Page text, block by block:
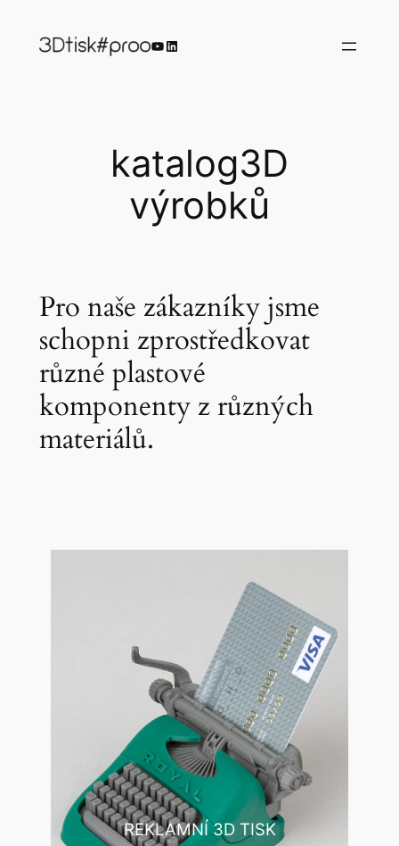
YouTube
LinkedIn
katalog3D
výrobků
Pro naše zákazníky jsme
schopni zprostředkovat
různé plastové
komponenty z různých
materiálů.
REKLAMNÍ 3D TISK